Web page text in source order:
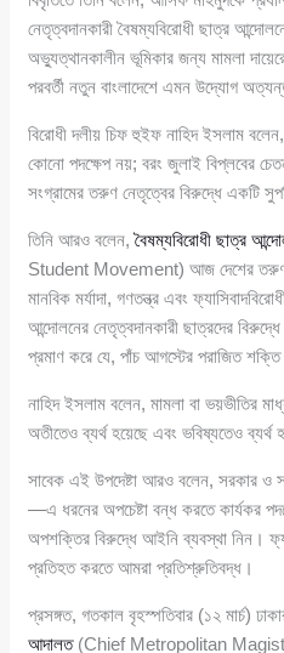
নেতৃত্বদানকারী বৈষম্যবিরোধী ছাত্র
অভ্যুত্থানকালীন ভূমিকার জন্য মামলা
পরবর্তী নতুন বাংলাদেশে এমন উদ্যোগ
বিরোধী দলীয় চিফ হুইফ নাহিদ ইসলাম
কোনো পদক্ষেপ নয়; বরং জুলাই বিপ্লবের
সংগ্রামের তরুণ নেতৃত্বের বিরুদ্ধে একটি
তিনি আরও বলেন,বৈষম্যবিরোধী ছাত্র
Student Movement) আজ দেশের তরুণ
মানবিক মর্যাদা, গণতন্ত্র এবং
আন্দোলনের নেতৃত্বদানকারী ছাত্রদের
প্রমাণ করে যে, পাঁচ আগস্টের পরাজিত
নাহিদ ইসলাম বলেন, মামলা বা ভয়ভীতির
অতীতেও ব্যর্থ হয়েছে এবং ভবিষ্যতেও ব্যর্থ
সাবেক এই উপদেষ্টা আরও বলেন, সরকার ও
—এ ধরনের অপচেষ্টা বন্ধ করতে কার্যকর
অপশক্তির বিরুদ্ধে আইনি ব্যবস্থা নিন।
প্রতিহত করতে আমরা প্রতিশ্রুতিবদ্ধ।
প্রসঙ্গত, গতকাল বৃহস্পতিবার (১২ মার্চ)
আদালত(Chief Metropolitan